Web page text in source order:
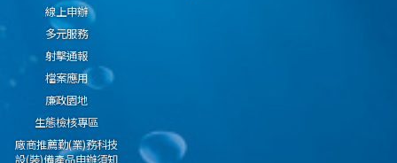
線上申辦
多元服務
射擊通報
檔案應用
廉政園地
生態檢核專區
廠商推薦勤(業)務科技